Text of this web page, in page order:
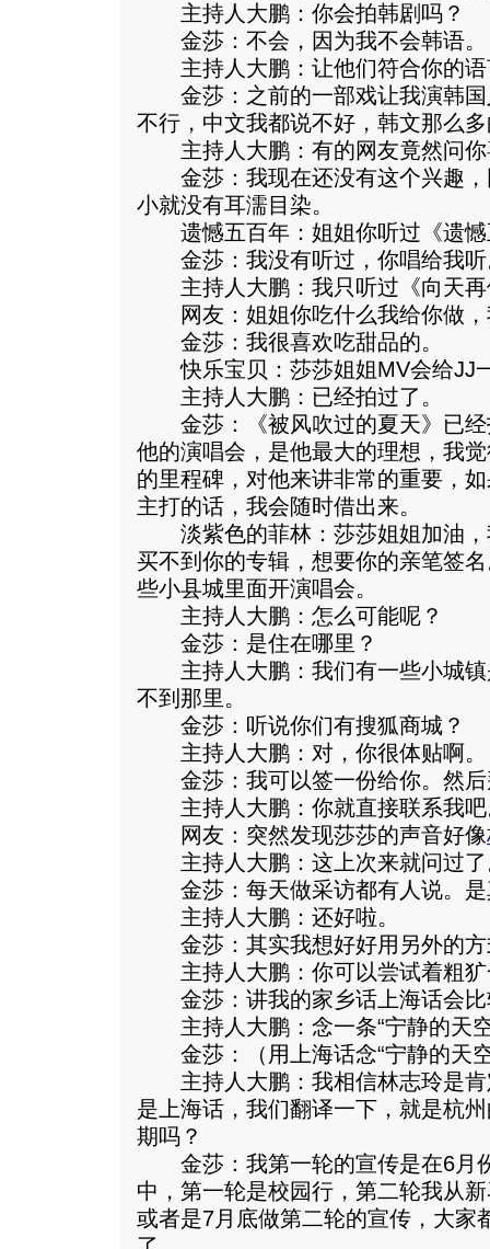
主持人大鹏：你会拍韩剧吗？
金莎：不会，因为我不会韩语。
主持人大鹏：让他们符合你的语
金莎：之前的一部戏让我演韩国
不行，中文我都说不好，韩文那么
主持人大鹏：有的网友竟然问你
金莎：我现在还没有这个兴趣，
小就没有耳濡目染。
遗憾五百年：姐姐你听过《遗憾
金莎：我没有听过，你唱给我听
主持人大鹏：我只听过《向天再
网友：姐姐你吃什么我给你做，
金莎：我很喜欢吃甜品的。
快乐宝贝：莎莎姐姐MV会给JJ
主持人大鹏：已经拍过了。
金莎：《被风吹过的夏天》已经
他的演唱会，是他最大的理想，我
的里程碑，对他来讲非常的重要，
主打的话，我会随时借出来。
淡紫色的菲林：莎莎姐姐加油，
买不到你的专辑，想要你的亲笔签
些小县城里面开演唱会。
主持人大鹏：怎么可能呢？
金莎：是住在哪里？
主持人大鹏：我们有一些小城镇
不到那里。
金莎：听说你们有搜狐商城？
主持人大鹏：对，你很体贴啊。
金莎：我可以签一份给你。然后
主持人大鹏：你就直接联系我吧
网友：突然发现莎莎的声音好像
主持人大鹏：这上次来就问过了
金莎：每天做采访都有人说。是
主持人大鹏：还好啦。
金莎：其实我想好好用另外的方
主持人大鹏：你可以尝试着粗犷
金莎：讲我的家乡话上海话会比
主持人大鹏：念一条“宁静的天
金莎：（用上海话念“宁静的天
主持人大鹏：我相信林志玲是肯
是上海话，我们翻译一下，就是杭
期吗？
金莎：我第一轮的宣传是在6月
中，第一轮是校园行，第二轮我从
或者是7月底做第二轮的宣传，大家